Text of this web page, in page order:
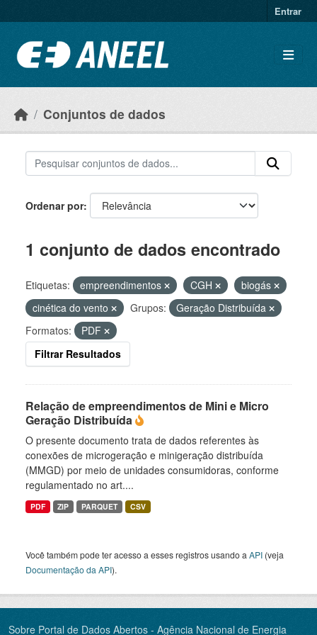
Entrar
Conjuntos de dados
Ordenar por
1 conjunto de dados encontrado
Etiquetas: empreendimentos CGH
biogás
cinética do vento
Grupos:
Geração Distribuída
Formatos:
PDF
Filtrar Resultados
Relação de empreendimentos de Mini e Micro
Geração Distribuída
O presente documento trata de dados referentes às
conexões de microgeração e minigeração distribuída
(MMGD) por meio de unidades consumidoras, conforme
regulamentado no art....
PDF ZIP PARQUET CSV
Você também pode ter acesso a esses registros usando a API (veja
Documentação da API).
Sobre Portal de Dados Abertos - Agência Nacional de Energia